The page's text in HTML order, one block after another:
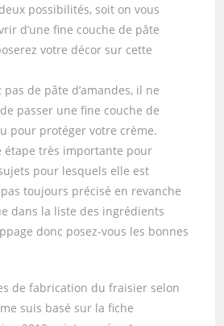
possibilités, soit on vous
d’une fine couche de pâte
votre décor sur cette
de pâte d’amandes, il ne
passer une fine couche de
pour protéger votre crème.
étape très importante pour
pour lesquels elle est
pas toujours précisé en revanche
dans la liste des ingrédients
donc posez-vous les bonnes
de fabrication du fraisier selon
suis basé sur la fiche